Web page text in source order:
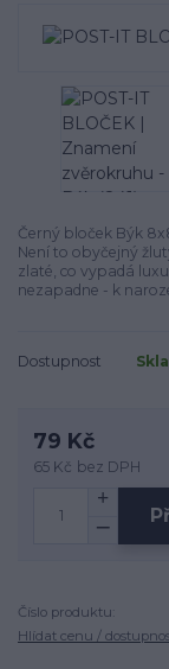
Černý bloček Býk
Není to obyčejný
zlaté, co vypadá
nezapadne - k
Dostupnost
79 Kč
65 Kč bez DPH
Číslo produktu:
Hlídat cenu /